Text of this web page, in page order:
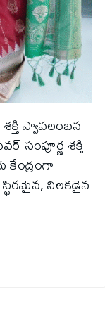
స్వావలంబన
సంపూర్ణ శక్తి
కేంద్రంగా
నిలకడైన